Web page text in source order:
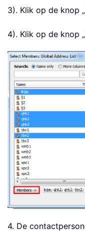
3). Klik op de knop
4). Klik op de knop
4. De